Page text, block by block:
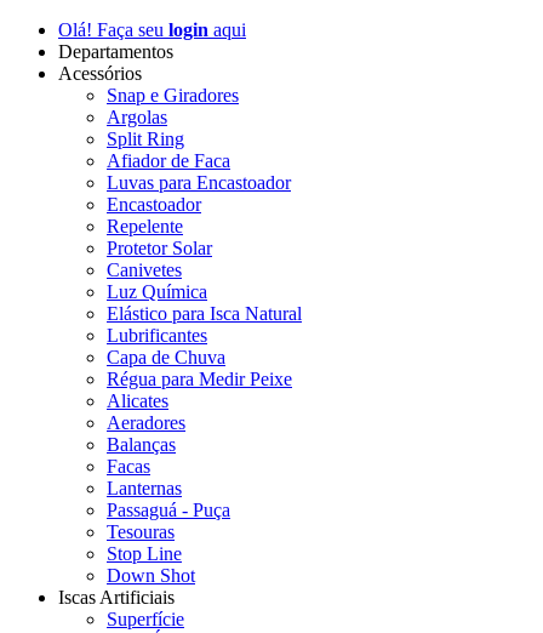
Olá! Faça seu login aqui
Departamentos
Acessórios
Snap e Giradores
Argolas
Split Ring
Afiador de Faca
Luvas para Encastoador
Encastoador
Repelente
Protetor Solar
Canivetes
Luz Química
Elástico para Isca Natural
Lubrificantes
Capa de Chuva
Régua para Medir Peixe
Alicates
Aeradores
Balanças
Facas
Lanternas
Passaguá - Puça
Tesouras
Stop Line
Down Shot
Iscas Artificiais
Superfície